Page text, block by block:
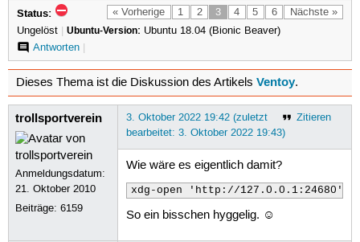
« Vorherige 1 2 3 4 5 6 Nächste »
Status:
Ungelöst | Ubuntu-Version: Ubuntu 18.04 (Bionic Beaver)
Antworten|
Dieses Thema ist die Diskussion des Artikels Ventoy.
trollsportverein
Anmeldungsdatum:
21. Oktober 2010
Beiträge:6159
Zitieren
3. Oktober 2022 19:42 (zuletzt
bearbeitet: 3. Oktober 2022 19:43)
Wie wäre es eigentlich damit?
xdg-open 'http://127.0.0.1:24680' ;
So ein bisschen hyggelig. ☺